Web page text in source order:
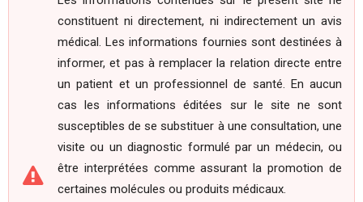
constituent ni directement, ni indirectement un avis
médical. Les informations fournies sont destinées à
informer, et pas à remplacer la relation directe entre
un patient et un professionnel de santé. En aucun
cas les informations éditées sur le site ne sont
susceptibles de se substituer à une consultation, une
visite ou un diagnostic formulé par un médecin, ou
être interprétées comme assurant la promotion de
certaines molécules ou produits médicaux.